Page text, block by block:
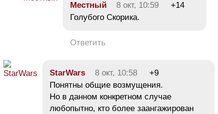
Местный 8 окт, 10:59
+14
Голубого Скорика.
Ответить
StarWars 8 окт, 10:58
+9
Понятны общие возмущения.
Но в данном конкретном случае
любопытно, кто более заангажирован